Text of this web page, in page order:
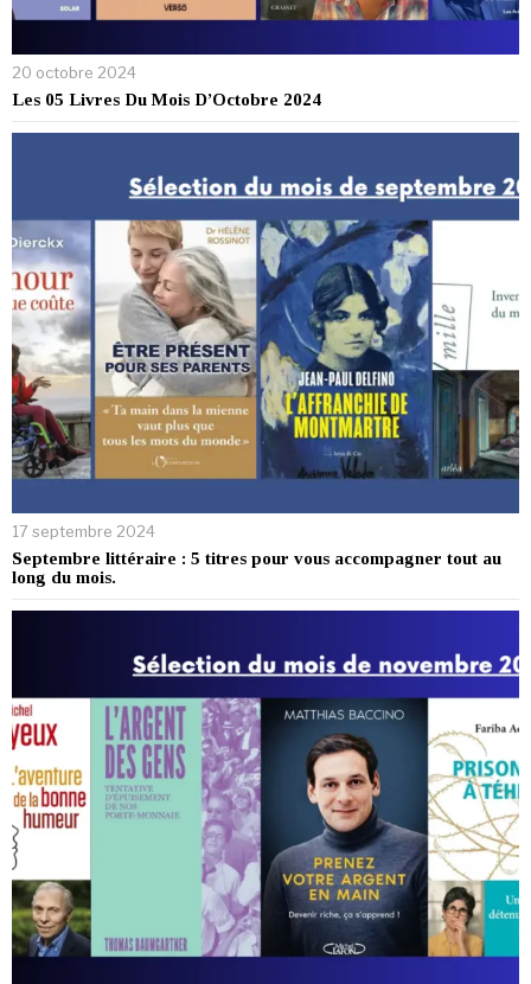
20 octobre 2024
Les 05 Livres Du Mois D’Octobre 2024
17 septembre 2024
Septembre littéraire : 5 titres pour vous accompagner tout au
long du mois.